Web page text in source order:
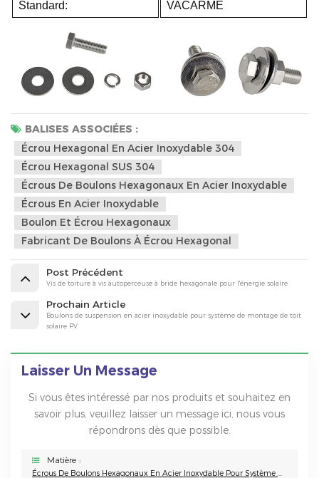
Standard: VACARME
BALISES ASSOCIÉES :
Écrou Hexagonal En Acier Inoxydable 304
Écrou Hexagonal SUS 304
Écrous De Boulons Hexagonaux En Acier Inoxydable
Écrous En Acier Inoxydable
Boulon Et Écrou Hexagonaux
Fabricant De Boulons À Écrou Hexagonal
Post Précédent
Vis de toiture à vis autoperceuse à bride hexagonale pour l'énergie solaire
Prochain Article
Boulons de suspension en acier inoxydable pour système de montage de toit
solaire PV
Laisser Un Message
Si vous êtes intéressé par nos produits et souhaitez en
savoir plus, veuillez laisser un message ici, nous vous
répondrons dès que possible.
Matière :
Écrous De Boulons Hexagonaux En Acier Inoxydable Pour Système De Montage Solaire